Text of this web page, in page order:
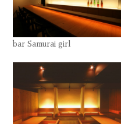
bar Samurai girl